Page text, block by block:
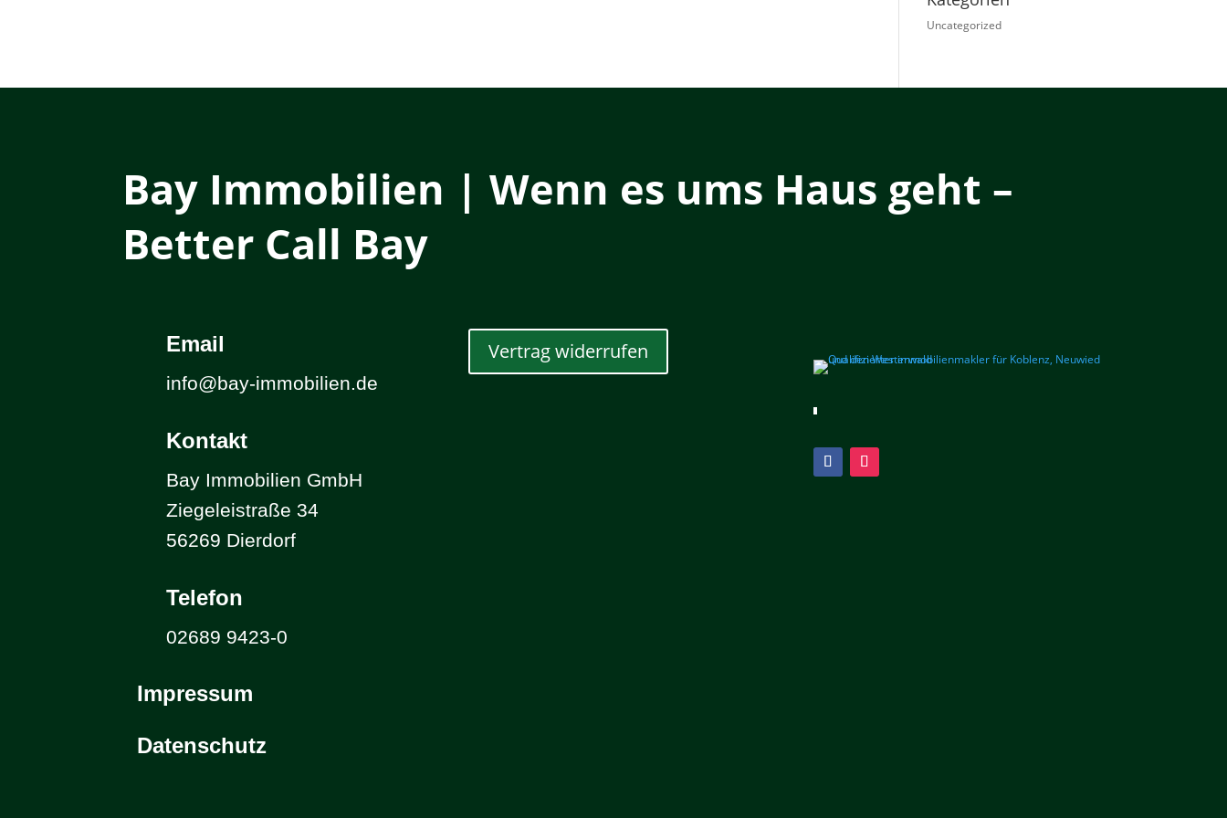
Uncategorized
Bay Immobilien | Wenn es ums Haus geht –
Better Call Bay
Email
info@bay-immobilien.de
Kontakt
Bay Immobilien GmbH
Ziegeleistraße 34
56269 Dierdorf
Telefon
02689 9423-0
Impressum
Datenschutz
Vertrag widerrufen